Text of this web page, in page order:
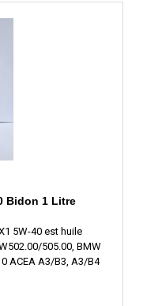
Bidon 1 Litre
5W-40 est huile
505.00, BMW
ACEA A3/B3, A3/B4